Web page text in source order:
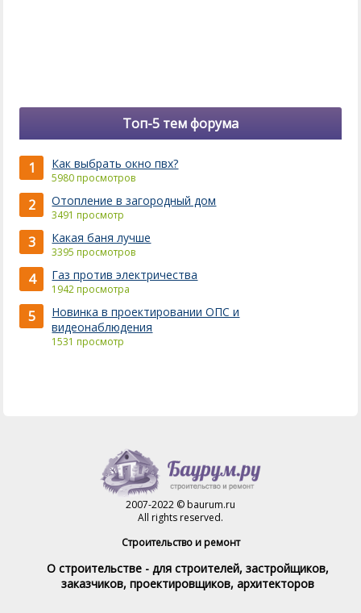
Топ-5 тем форума
1 Как выбрать окно пвх?
5980 просмотров
2 Отопление в загородный дом
3491 просмотр
3 Какая баня лучше
3395 просмотров
4 Газ против электричества
1942 просмотра
5
Новинка в проектировании ОПС и
видеонаблюдения
1531 просмотр
2007-2022 © baurum.ru
All rights reserved.
Строительство и ремонт
О строительстве - для строителей, застройщиков,
заказчиков, проектировщиков, архитекторов